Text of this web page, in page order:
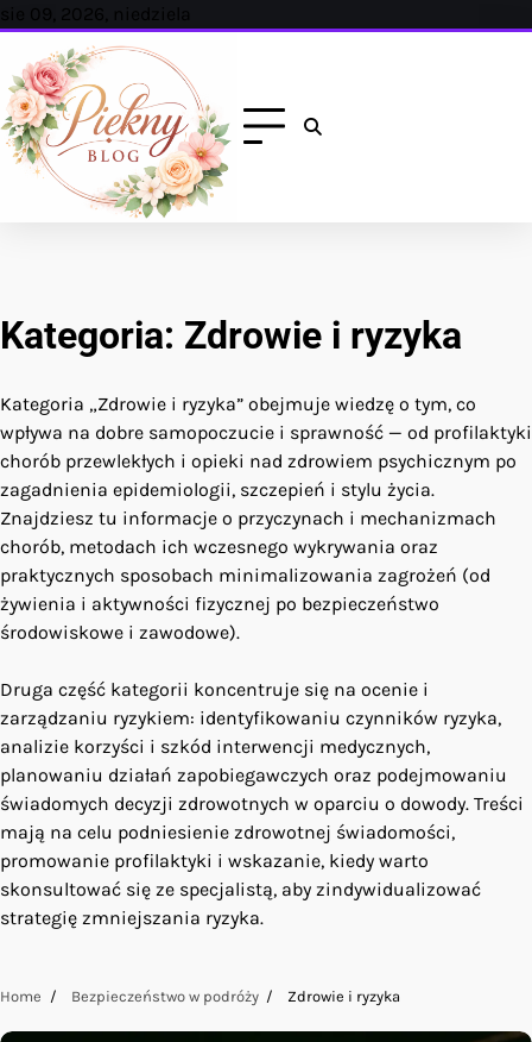
Skip
content
sie 09, 2026, niedziela
Kategoria: Zdrowie i ryzyka
Kategoria „Zdrowie i ryzyka” obejmuje wiedzę o tym, co
wpływa na dobre samopoczucie i sprawność — od profilaktyki
chorób przewlekłych i opieki nad zdrowiem psychicznym po
zagadnienia epidemiologii, szczepień i stylu życia.
Znajdziesz tu informacje o przyczynach i mechanizmach
chorób, metodach ich wczesnego wykrywania oraz
praktycznych sposobach minimalizowania zagrożeń (od
żywienia i aktywności fizycznej po bezpieczeństwo
środowiskowe i zawodowe).
Druga część kategorii koncentruje się na ocenie i
zarządzaniu ryzykiem: identyfikowaniu czynników ryzyka,
analizie korzyści i szkód interwencji medycznych,
planowaniu działań zapobiegawczych oraz podejmowaniu
świadomych decyzji zdrowotnych w oparciu o dowody. Treści
mają na celu podniesienie zdrowotnej świadomości,
promowanie profilaktyki i wskazanie, kiedy warto
skonsultować się ze specjalistą, aby zindywidualizować
strategię zmniejszania ryzyka.
Home Bezpieczeństwo w podróży Zdrowie i ryzyka